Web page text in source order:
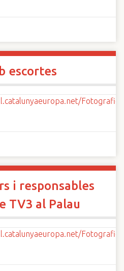
escortes
i responsables
TV3 al Palau